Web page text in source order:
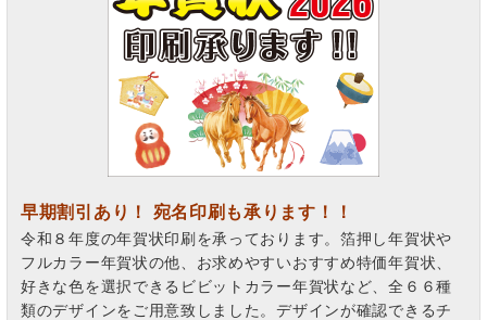
早期割引あり！ 宛名印刷も承ります！！
令和８年度の年賀状印刷を承っております。箔押し年賀状や
フルカラー年賀状の他、お求めやすいおすすめ特価年賀状、
好きな色を選択できるビビットカラー年賀状など、全６６種
類のデザインをご用意致しました。デザインが確認できるチ